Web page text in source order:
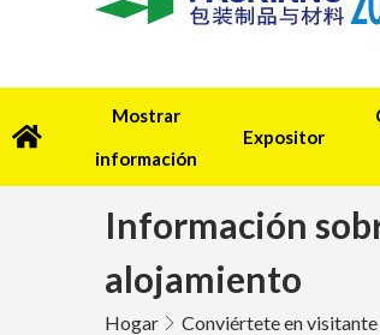
Mostrar
información
Expositor
Información
alojamiento
Hogar Conviértete en visitante